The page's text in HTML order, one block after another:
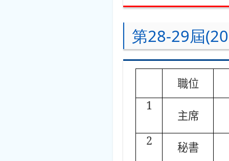
第28-29屆
職位
1
主席
2
秘書